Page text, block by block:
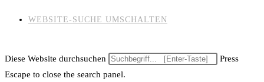
WEBSITE-SUCHE UMSCHALTEN
Diese Website durchsuchen
Press
Escape to close the search panel.